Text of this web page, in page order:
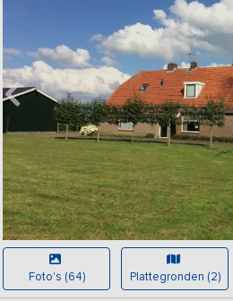
Foto's (64) Plattegronden (2)